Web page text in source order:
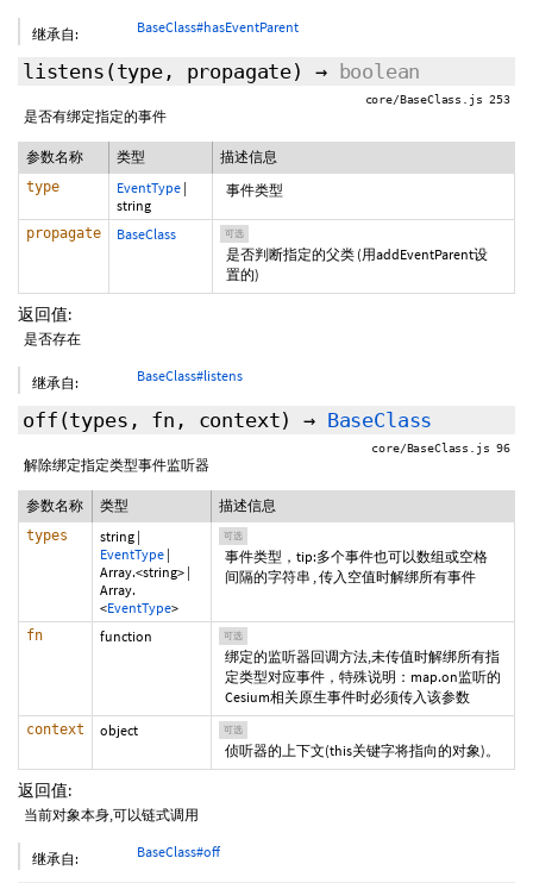
继承自: BaseClass#hasEventParent
listens (type, propagate) → boolean
core/BaseClass.js 253
是否有绑定指定的事件
参数名称 类型 描述信息
type EventType |
string
事件类型
propagate BaseClass 可选
是否判断指定的父类 (用addEventParent设
置的)
返回值:
是否存在
继承自: BaseClass#listens
off (types , fn , context) → BaseClass
core/BaseClass.js 96
解除绑定指定类型事件监听器
参数名称 类型 描述信息
types string |
EventType |
Array.<string> |
Array.
<EventType>
可选
事件类型，tip:多个事件也可以数组或空格
间隔的字符串 , 传入空值时解绑所有事件
fn function 可选
绑定的监听器回调方法,未传值时解绑所有指
定类型对应事件，特殊说明：map.on监听的
Cesium相关原生事件时必须传入该参数
context object 可选
侦听器的上下文(this关键字将指向的对象)。
返回值:
当前对象本身,可以链式调用
继承自: BaseClass#off